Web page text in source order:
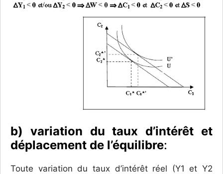
b) variation du taux d’intérêt et
déplacement de l’équilibre:
Toute variation du taux d’intérêt réel (Y1 et Y2